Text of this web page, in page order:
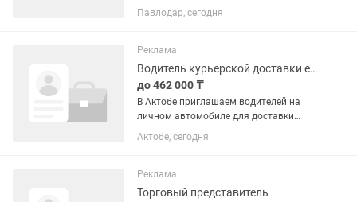
официального партнера Яндекс Такси-
ARLAN TAXI. Подключение онлайн за 5
сразу после...
Павлодар, сегодня
Реклама
Водитель курьерской доставки еды Яндекс Go, Актобе
до 462 000 ₸
В Актобе приглашаем водителей на
личном автомобиле для доставки
заказов по городу. Работа проходит
через приложение: выбираете заказ,
магазина и отвозите клиенту...
Актобе, сегодня
Реклама
Торговый представитель